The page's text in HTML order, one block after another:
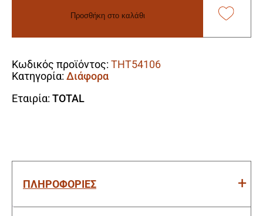
Προσθήκη στο καλάθι
Κωδικός προϊόντος: THT54106
Κατηγορία: Διάφορα
Εταιρία: TOTAL
ΠΛΗΡΟΦΟΡΙΕΣ